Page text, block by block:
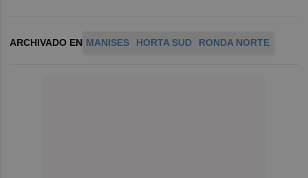
ARCHIVADO EN MANISES HORTA SUD RONDA NORTE